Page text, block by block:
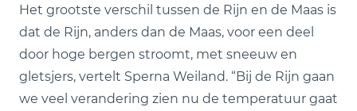
Het grootste verschil tussen de Rijn en de Maas is
dat de Rijn, anders dan de Maas, voor een deel
door hoge bergen stroomt, met sneeuw en
gletsjers, vertelt Sperna Weiland. “Bij de Rijn gaan
we veel verandering zien nu de temperatuur gaat